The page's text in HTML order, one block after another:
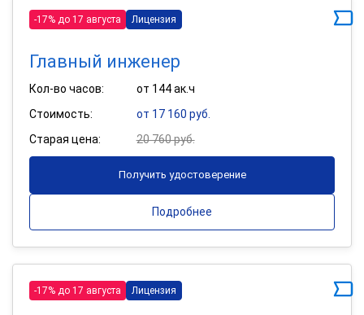
-17% до 17 августа Лицензия
Главный инженер
Кол-во часов:
от 144 ак.ч
Стоимость:
от 17 160 руб.
Старая цена:
20 760 руб.
Получить удостоверение
Подробнее
-17% до 17 августа Лицензия